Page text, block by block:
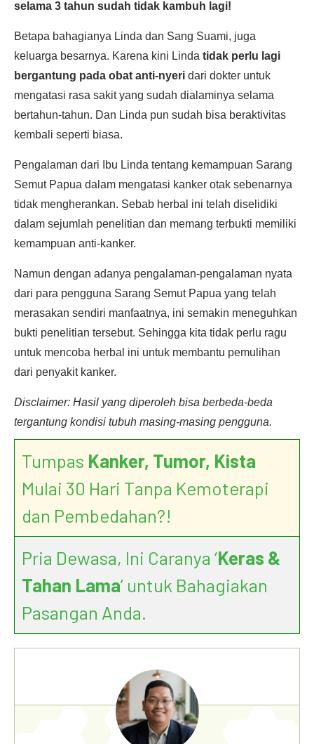
selama 3 tahun sudah tidak kambuh lagi!
Betapa bahagianya Linda dan Sang Suami, juga
keluarga besarnya. Karena kini Linda tidak perlu lagi
bergantung pada obat anti-nyeri dari dokter untuk
mengatasi rasa sakit yang sudah dialaminya selama
bertahun-tahun. Dan Linda pun sudah bisa beraktivitas
kembali seperti biasa.
Pengalaman dari Ibu Linda tentang kemampuan Sarang
Semut Papua dalam mengatasi kanker otak sebenarnya
tidak mengherankan. Sebab herbal ini telah diselidiki
dalam sejumlah penelitian dan memang terbukti memiliki
kemampuan anti-kanker.
Namun dengan adanya pengalaman-pengalaman nyata
dari para pengguna Sarang Semut Papua yang telah
merasakan sendiri manfaatnya, ini semakin meneguhkan
bukti penelitian tersebut. Sehingga kita tidak perlu ragu
untuk mencoba herbal ini untuk membantu pemulihan
dari penyakit kanker.
Disclaimer: Hasil yang diperoleh bisa berbeda-beda
tergantung kondisi tubuh masing-masing pengguna.
Tumpas Kanker, Tumor, Kista
Mulai 30 Hari Tanpa Kemoterapi
dan Pembedahan?!
Pria Dewasa, Ini Caranya ‘Keras &
Tahan Lama’ untuk Bahagiakan
Pasangan Anda.